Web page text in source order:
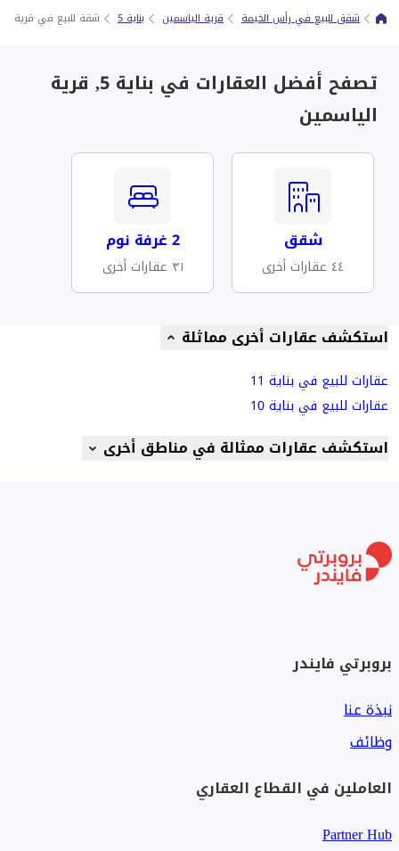
شقق للبيع في رأس الخيمة قرية الياسمين بناية 5 شقة للبيع في قرية
تصفح أفضل العقارات في بناية 5, قرية
الياسمين
شقق
٤٤ عقارات أخرى
2 غرفة نوم
٣١ عقارات أخرى
استكشف عقارات أخرى مماثلة
عقارات للبيع في بناية 11
عقارات للبيع في بناية 10
استكشف عقارات ممثالة في مناطق أخرى
بروبرتي فايندر
نبذة عنا
وظائف
العاملين في القطاع العقاري
Partner Hub